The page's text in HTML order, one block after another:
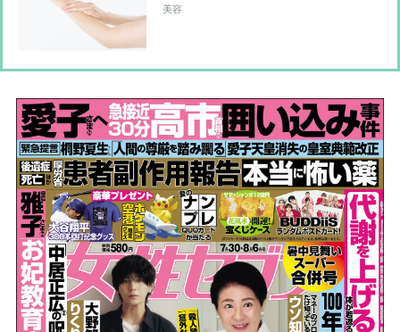
湿「調理中はこまめに手を拭く」のも
美容